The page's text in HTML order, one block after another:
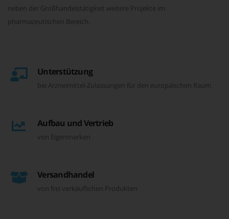
neben der Großhandelstätigkeit weitere Projekte im
pharmazeutischen Bereich.
Unterstützung
bei Arzneimittel-Zulassungen für den europäischen Raum
Aufbau und Vertrieb
von Eigenmarken
Versandhandel
von frei verkäuflichen Produkten